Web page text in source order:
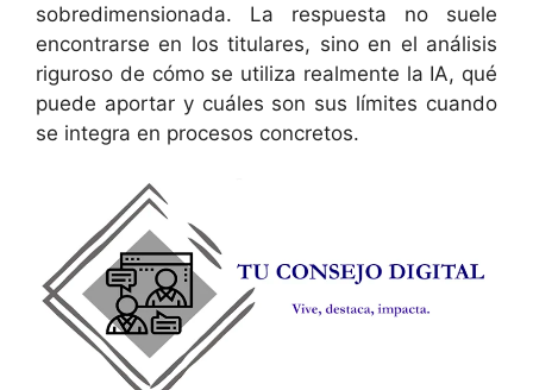
sobredimensionada. La respuesta no suele
encontrarse en los titulares, sino en el análisis
riguroso de cómo se utiliza realmente la IA, qué
puede aportar y cuáles son sus límites cuando
se integra en procesos concretos.